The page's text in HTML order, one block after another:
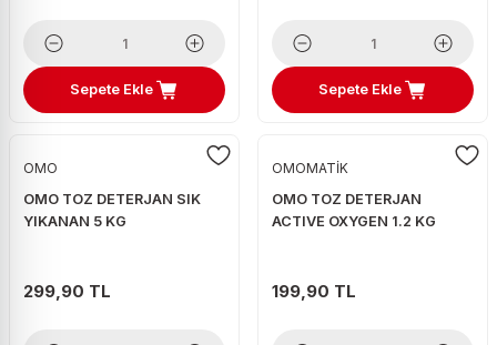
Sepete Ekle Sepete Ekle
OMO
OMO TOZ DETERJAN SIK
YIKANAN 5 KG
299,90 TL
OMOMATİK
OMO TOZ DETERJAN
ACTIVE OXYGEN 1.2 KG
199,90 TL